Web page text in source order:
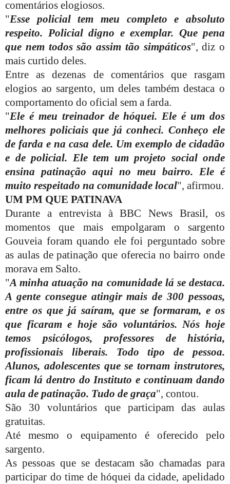
comentários elogiosos.
"Esse policial tem meu completo e absoluto
respeito. Policial digno e exemplar. Que pena
que nem todos são assim tão simpáticos", diz o
mais curtido deles.
Entre as dezenas de comentários que rasgam
elogios ao sargento, um deles também destaca o
comportamento do oficial sem a farda.
"Ele é meu treinador de hóquei. Ele é um dos
melhores policiais que já conheci. Conheço ele
de farda e na casa dele. Um exemplo de cidadão
e de policial. Ele tem um projeto social onde
ensina patinação aqui no meu bairro. Ele é
muito respeitado na comunidade local", afirmou.
UM PM QUE PATINAVA
Durante a entrevista à BBC News Brasil, os
momentos que mais empolgaram o sargento
Gouveia foram quando ele foi perguntado sobre
as aulas de patinação que oferecia no bairro onde
morava em Salto.
"A minha atuação na comunidade lá se destaca.
A gente consegue atingir mais de 300 pessoas,
entre os que já saíram, que se formaram, e os
que ficaram e hoje são voluntários. Nós hoje
temos psicólogos, professores de história,
profissionais liberais. Todo tipo de pessoa.
Alunos, adolescentes que se tornam instrutores,
ficam lá dentro do Instituto e continuam dando
aula de patinação. Tudo de graça", contou.
São 30 voluntários que participam das aulas
gratuitas.
Até mesmo o equipamento é oferecido pelo
sargento.
As pessoas que se destacam são chamadas para
participar do time de hóquei da cidade, apelidado